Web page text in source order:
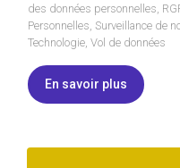
des données personnelles
Personnelles Surveillance de
Technologie Vol de données
En savoir plus